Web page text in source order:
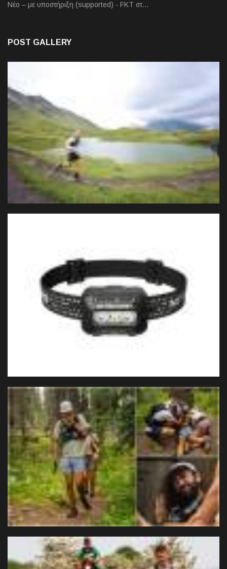
Νέο – με υποστήριξη (supported) - FKT στ…
POST GALLERY